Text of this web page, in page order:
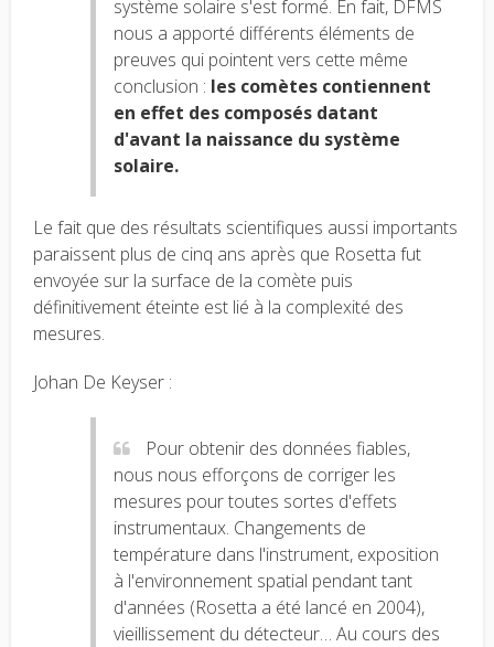
système solaire s'est formé. En fait, DFMS
nous a apporté différents éléments de
preuves qui pointent vers cette même
conclusion : les comètes contiennent
en effet des composés datant
d'avant la naissance du système
solaire.
Le fait que des résultats scientifiques aussi importants
paraissent plus de cinq ans après que Rosetta fut
envoyée sur la surface de la comète puis
définitivement éteinte est lié à la complexité des
mesures.
Johan De Keyser :
Pour obtenir des données fiables,
nous nous efforçons de corriger les
mesures pour toutes sortes d'effets
instrumentaux. Changements de
température dans l'instrument, exposition
à l'environnement spatial pendant tant
d'années (Rosetta a été lancé en 2004),
vieillissement du détecteur… Au cours des